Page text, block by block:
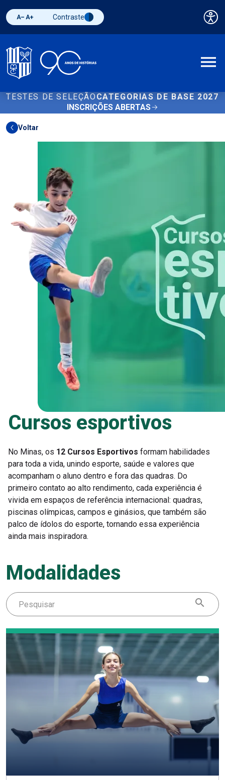
Diminuir fonte
Aumentar fonteAlternar contraste
Contraste
TESTES DE SELEÇÃO CATEGORIAS DE BASE 2027
INSCRIÇÕES ABERTAS
Voltar
Cursos esportivos
No Minas, os 12 Cursos Esportivos formam habilidades
para toda a vida, unindo esporte, saúde e valores que
acompanham o aluno dentro e fora das quadras. Do
primeiro contato ao alto rendimento, cada experiência é
vivida em espaços de referência internacional: quadras,
piscinas olímpicas, campos e ginásios, que também são
palco de ídolos do esporte, tornando essa experiência
ainda mais inspiradora.
Modalidades
Buscar